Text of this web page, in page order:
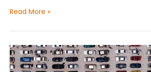
Een
op
pad
met
de
Read More »